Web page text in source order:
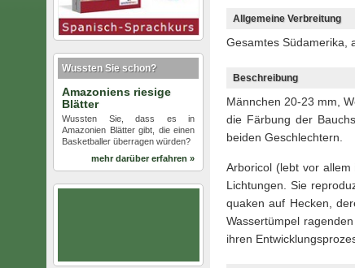
Allgemeine Verbreitung
Gesamtes Südamerika,
Beschreibung
Männchen 20-23 mm,
die Färbung der
beiden Geschlechtern.
Arboricol (lebt vor
Lichtungen. Sie
quaken auf Hecken,
Wassertümpel
ihren
Wussten Sie schon?
Amazoniens riesige
Blätter
Wussten Sie, dass es in
Amazonien Blätter gibt, die einen
Basketballer überragen würden?
mehr darüber erfahren »